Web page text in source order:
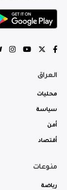
العراق
محليات
سياسة
أمن
أقتصاد
منوعات
رياضة